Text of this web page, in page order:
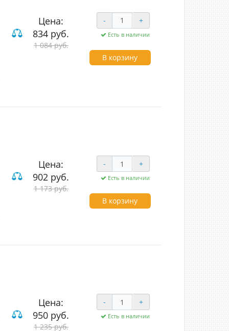
Цена:
834 руб.
1 084 руб.
- +
Есть в наличии
В корзину
проходные
Цена:
902 руб.
1 173 руб.
- +
Есть в наличии
В корзину
Цена:
950 руб.
1 235 руб.
- +
Есть в наличии